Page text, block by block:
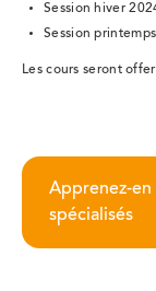
Session hiver
Session
Les cours seront
Apprenez-en
spécialisés